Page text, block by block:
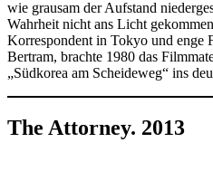
wie grausam der Aufstand
Wahrheit nicht ans Licht
Korrespondent in Tokyo und enge
Bertram, brachte 1980 das
„Südkorea am Scheideweg“ ins
The Attorney. 2013